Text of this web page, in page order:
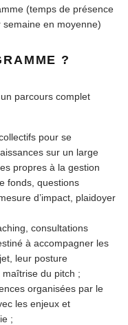
(temps de présence
en moyenne)
?
parcours complet
pour se
sur un large
propres à la gestion
fonds, questions
d’impact, plaidoyer
consultations
à accompagner les
leur posture
maîtrise du pitch ;
organisées par le
les enjeux et
;